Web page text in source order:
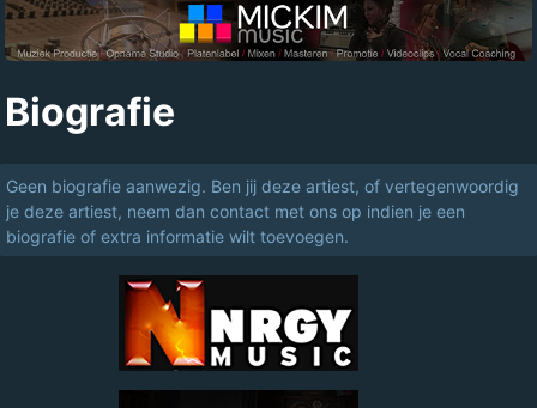
Biografie
Geen biografie aanwezig. Ben jij deze artiest, of vertegenwoordig
je deze artiest, neem dan contact met ons op indien je een
biografie of extra informatie wilt toevoegen.